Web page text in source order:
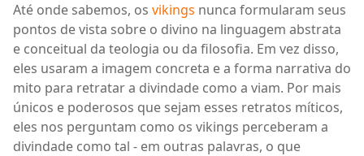
Até onde sabemos, os vikings nunca formularam seus
pontos de vista sobre o divino na linguagem abstrata
e conceitual da teologia ou da filosofia. Em vez disso,
eles usaram a imagem concreta e a forma narrativa do
mito para retratar a divindade como a viam. Por mais
únicos e poderosos que sejam esses retratos míticos,
eles nos perguntam como os vikings perceberam a
divindade como tal - em outras palavras, o que